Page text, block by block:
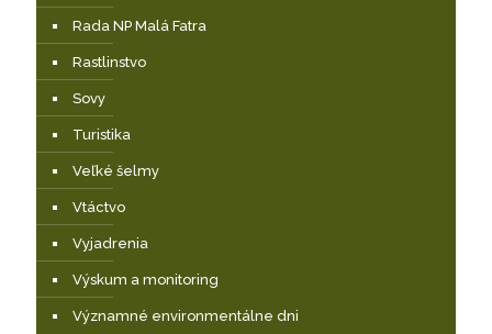
Rada NP Malá Fatra
Rastlinstvo
Sovy
Turistika
Veľké šelmy
Vtáctvo
Vyjadrenia
Výskum a monitoring
Významné environmentálne dni